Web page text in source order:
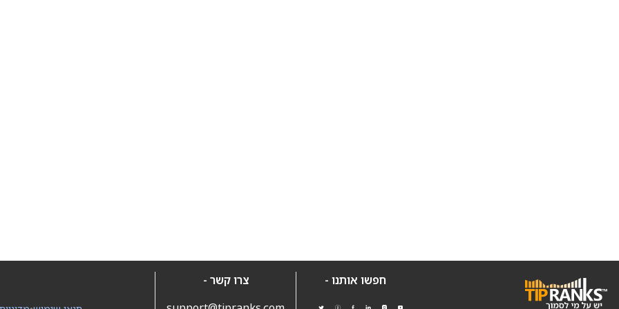
חפשו אותנו -
צרו קשר -